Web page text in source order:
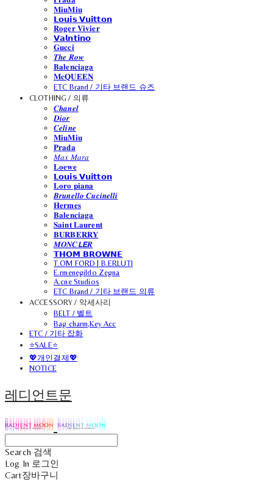
𝐌𝐢𝐮𝐌𝐢𝐮
𝗟𝗼𝘂𝗶𝘀 𝗩𝘂𝗶𝘁𝘁𝗼𝗻
𝐑𝐨𝐠𝐞𝐫 𝐕𝐢𝐯𝐢𝐞𝐫
𝗩𝗮𝗹𝗻𝘁𝗶𝗻𝗼
𝐆𝐮𝐜𝐜𝐢
𝑻𝒉𝒆 𝑹𝒐𝒘
𝐁𝐚𝐥𝐞𝐧𝐜𝐢𝐚𝐠𝐚
𝐌𝐜𝐐𝐔𝐄𝐄𝐍
ETC Brand / 기타 브랜드 슈즈
CLOTHING / 의류
𝑪𝒉𝒂𝒏𝒆𝒍
𝑫𝒊𝒐𝒓
𝑪𝒆𝒍𝒊𝒏𝒆
𝐌𝐢𝐮𝐌𝐢𝐮
𝐏𝐫𝐚𝐝𝐚
𝑀𝑎𝑥 𝑀𝑎𝑟𝑎
𝐋𝐨𝐞𝐰𝐞
𝗟𝗼𝘂𝗶𝘀 𝗩𝘂𝗶𝘁𝘁𝗼𝗻
𝐋𝐨𝐫𝐨 𝐩𝐢𝐚𝐧𝐚
𝑩𝒓𝒖𝒏𝒆𝒍𝒍𝒐 𝑪𝒖𝒄𝒊𝒏𝒆𝒍𝒍𝒊
𝐇𝐞𝐫𝐦𝐞𝐬
𝐁𝐚𝐥𝐞𝐧𝐜𝐢𝐚𝐠𝐚
𝐒𝐚𝐢𝐧𝐭 𝐋𝐚𝐮𝐫𝐞𝐧𝐭
𝐁𝐔𝐑𝐁𝐄𝐑𝐑𝐘
𝑴𝑶𝑵𝑪𝙇𝙀𝑹
𝗧𝗛𝗢𝗠 𝗕𝗥𝗢𝗪𝗡𝗘
T.OM FORD | B.ERLUTI
E.rmenegildo Zegna
A.cne Studios
ETC Brand / 기타 브랜드 의류
ACCESSORY / 악세사리
BELT / 벨트
Bag charm,Key Acc
ETC / 기타 잡화
⭐SALE⭐
💖개인결제💖
NOTICE
레디언트문
Search 검색
Log In 로그인
Cart장바구니